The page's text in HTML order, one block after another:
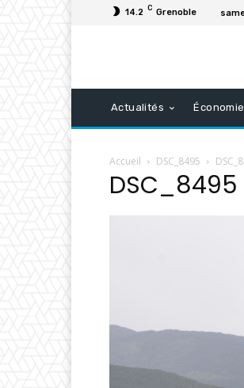
14.2 C Grenoble
Actualités Économie
Accueil DSC_8495
DSC_8495